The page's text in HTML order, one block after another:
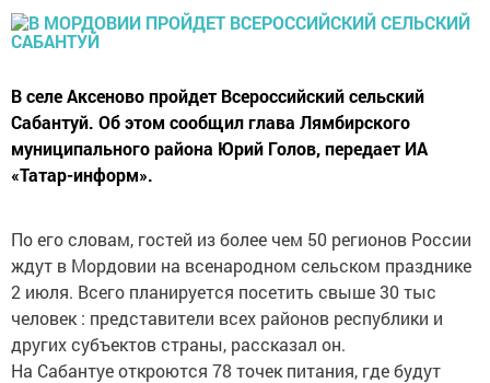
В селе Аксеново пройдет Всероссийский сельский
Сабантуй. Об этом сообщил глава Лямбирского
муниципального района Юрий Голов, передает ИА
«Татар-информ».
По его словам, гостей из более чем 50 регионов России
ждут в Мордовии на всенародном сельском празднике
2 июля. Всего планируется посетить свыше 30 тыс
человек : представители всех районов республики и
других субъектов страны, рассказал он.
На Сабантуе откроются 78 точек питания, где будут